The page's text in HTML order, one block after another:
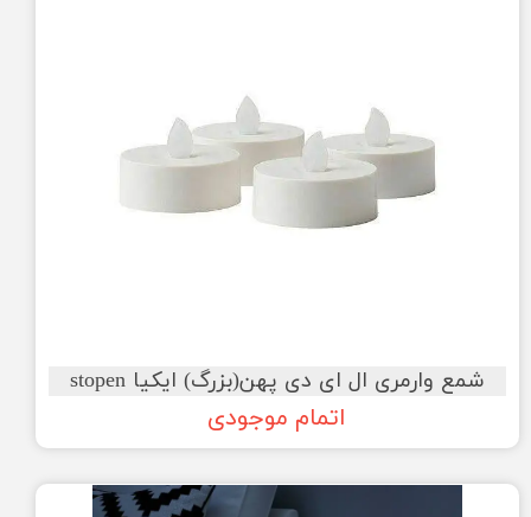
شمع وارمری ال ای دی پهن(بزرگ) ایکیا stopen
اتمام موجودی